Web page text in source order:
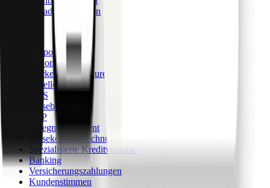
Schadensfallkarten
Corporations
E-Commerce
Marketing-Agenturen
Reseller
SaaS
Reisebranche
ERP
Belegmanagement
Reisekostenabrechnung
Spezialisierte Kreditvergabe
Banking
Versicherungszahlungen
Kundenstimmen